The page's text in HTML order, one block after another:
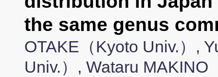
the same genus
OTAKE（Kyoto Univ.）,
Univ.）, Wataru MAKINO